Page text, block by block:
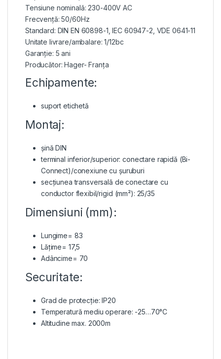
Tensiune nominală: 230-400V AC
Frecvență: 50/60Hz
Standard: DIN EN 60898-1, IEC 60947-2, VDE 0641-11
Unitate livrare/ambalare: 1/12bc
Garanție: 5 ani
Producător: Hager- Franța
Echipamente:
suport etichetă
Montaj:
șină DIN
terminal inferior/superior: conectare rapidă (Bi-
Connect)/conexiune cu șuruburi
secțiunea transversală de conectare cu
conductor flexibil/rigid (mm²): 25/35
Dimensiuni (mm):
Lungime= 83
Lățime= 17,5
Adâncime= 70
Securitate:
Grad de protecție: IP20
Temperatură mediu operare: -25…70°C
Altitudine max. 2000m